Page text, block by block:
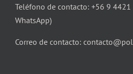
Teléfono de contacto: +56 9
WhatsApp)
Correo de contacto: